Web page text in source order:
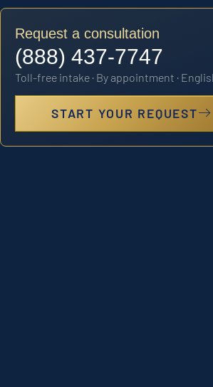
Request a consultation
(888) 437-7747
Toll-free intake · By appointment ·
START YOUR REQUEST